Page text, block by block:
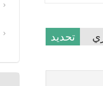
تحديد